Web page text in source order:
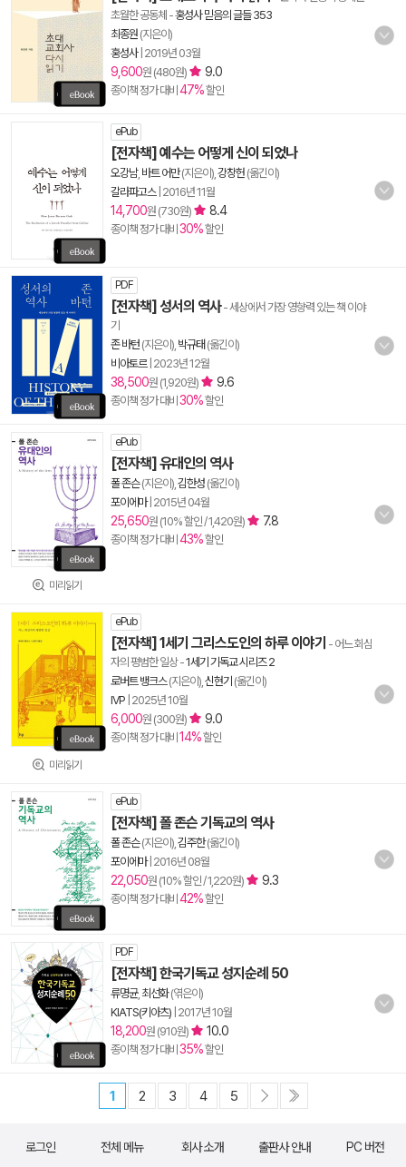
초월한 공동체 -홍성사 믿음의 글들 353
최종원 (지은이)
홍성사| 2019년 03월
9,600원 (480원) 9.0
종이책 정가 대비 47%할인
ePub
[전자책] 예수는 어떻게 신이 되었나
오강남, 바트 어만(지은이), 강창헌 (옮긴이)
갈라파고스| 2016년 11월
14,700원 (730원) 8.4
종이책 정가 대비 30%할인
PDF
[전자책] 성서의 역사- 세상에서 가장 영향력 있는 책 이야
기
존 바턴 (지은이), 박규태 (옮긴이)
비아토르| 2023년 12월
38,500원 (1,920원) 9.6
종이책 정가 대비 30%할인
미리읽기
ePub
[전자책] 유대인의 역사
폴 존슨(지은이), 김한성 (옮긴이)
포이에마| 2015년 04월
25,650원 (10% 할인 / 1,420원) 7.8
종이책 정가 대비 43%할인
미리읽기
ePub
[전자책] 1세기 그리스도인의 하루 이야기 - 어느 회심
자의 평범한 일상-1세기 기독교 시리즈 2
로버트 뱅크스(지은이), 신현기 (옮긴이)
IVP 2025년 10월
6,000원 (300원) 9.0
종이책 정가 대비 14%할인
ePub
[전자책] 폴 존슨 기독교의 역사
폴 존슨(지은이), 김주한(옮긴이)
포이에마| 2016년 08월
22,050원 (10% 할인 / 1,220원) 9.3
종이책 정가 대비 42%할인
PDF
[전자책] 한국기독교 성지순례 50
류명균, 최선화(엮은이)
KIATS(키아츠) 2017년 10월
18,200원 (910원) 10.0
종이책 정가 대비 35%할인
1 2 3 4 5
로그인 전체 메뉴 회사 소개 출판사 안내 PC 버전